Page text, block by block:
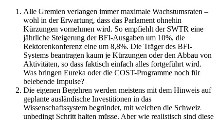
Alle Gremien verlangen immer maximale Wachstumsraten –
wohl in der Erwartung, dass das Parlament ohnehin
Kürzungen vornehmen wird. So empfiehlt der SWTR eine
jährliche Steigerung der BFI-Ausgaben um 10%, die
Rektorenkonferenz eine um 8,8%. Die Träger des BFI-
Systems beantragen kaum je Kürzungen oder den Abbau von
Aktivitäten, so dass faktisch einfach alles fortgeführt wird.
Was bringen Eureka oder die COST-Programme noch für
belebende Impulse?
Die eigenen Begehren werden meistens mit dem Hinweis auf
geplante ausländische Investitionen in das
Wissenschaftssystem begründet, mit welchen die Schweiz
unbedingt Schritt halten müsse. Aber wie realistisch sind diese